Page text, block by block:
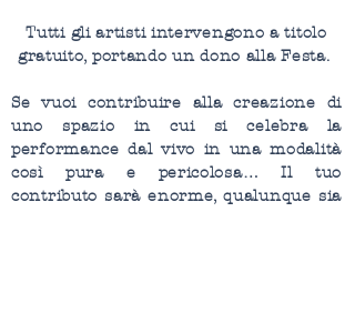
Tutti gli artisti intervengono a titolo
gratuito, portando un dono alla Festa.
Se vuoi contribuire alla creazione di
uno spazio in cui si celebra la
performance dal vivo in una modalità
così pura e pericolosa…
Il tuo
contributo sarà enorme, qualunque sia